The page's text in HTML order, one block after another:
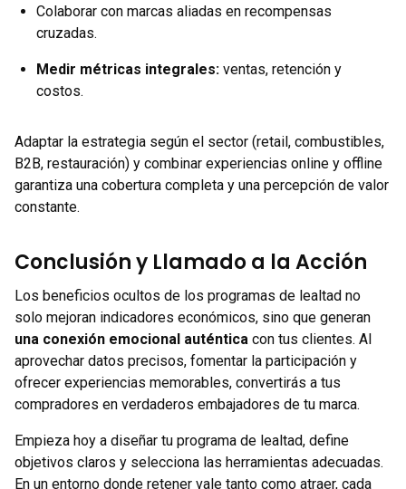
Colaborar con marcas aliadas en recompensas
cruzadas.
Medir métricas integrales: ventas, retención y
costos.
Adaptar la estrategia según el sector (retail, combustibles,
B2B, restauración) y combinar experiencias online y offline
garantiza una cobertura completa y una percepción de valor
constante.
Conclusión y Llamado a la Acción
Los beneficios ocultos de los programas de lealtad no
solo mejoran indicadores económicos, sino que generan
una conexión emocional auténtica con tus clientes. Al
aprovechar datos precisos, fomentar la participación y
ofrecer experiencias memorables, convertirás a tus
compradores en verdaderos embajadores de tu marca.
Empieza hoy a diseñar tu programa de lealtad, define
objetivos claros y selecciona las herramientas adecuadas.
En un entorno donde retener vale tanto como atraer, cada